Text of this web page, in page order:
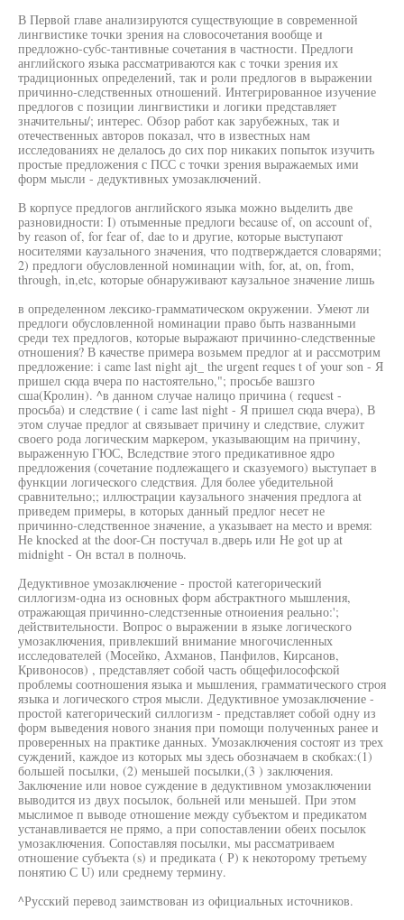
В Первой главе анализируются существующие в современной
лингвистике точки зрения на словосочетания вообще и
предложно-субс-тантивные сочетания в частности. Предлоги
английского языка рассматриваются как с точки зрения их
традиционных определений, так и роли предлогов в выражении
причинно-следственных отношений. Интегрированное изучение
предлогов с позиции лингвистики и логики представляет
значительны/; интерес. Обзор работ как зарубежных, так и
отечественных авторов показал, что в известных нам
исследованиях не делалось до сих пор никаких попыток изучить
простые предложения с ПСС с точки зрения выражаемых ими
форм мысли - дедуктивных умозаключений.
В корпусе предлогов английского языка можно выделить две
разновидности: I) отыменные предлоги because of, on account of,
by reason of, for fear of, dae to и другие, которые выступают
носителями каузального значения, что подтверждается словарями;
2) предлоги обусловленной номинации with, for, at, on, from,
through, in,etc, которые обнаруживают каузальное значение лишь
в определенном лексико-грамматическом окружении. Умеют ли
предлоги обусловленной номинации право быть названными
среди тех предлогов, которые выражают причинно-следственные
отношения? В качестве примера возьмем предлог at и рассмотрим
предложение: i came last night ajt_ the urgent reques t of your son - Я
пришел сюда вчера по настоятельно,"; просьбе вашзго
сша(Кролин). ^в данном случае налицо причина ( request -
просьба) и следствие ( i came last night - Я пришел сюда вчера), В
этом случае предлог at связывает причину и следствие, служит
своего рода логическим маркером, указывающим на причину,
выраженную ГЮС, Вследствие этого предикативное ядро
предложения (сочетание подлежащего и сказуемого) выступает в
функции логического следствия. Для более убедительной
сравнительно;; иллюстрации каузального значения предлога at
приведем примеры, в которых данный предлог несет не
причинно-следственное значение, а указывает на место и время:
Не knocked at the door-Сн постучал в.дверь или Не got up at
midnight - Он встал в полночь.
Дедуктивное умозаключение - простой категорический
силлогизм-одна из основных форм абстрактного мышления,
отражающая причинно-следстзенные отноиения реально:';
действительности. Вопрос о выражении в языке логического
умозаключения, привлекший внимание многочисленных
исследователей (Мосейко, Ахманов, Панфилов, Кирсанов,
Кривоносов) , представляет собой часть общефилософской
проблемы соотношения языка и мышления, грамматического строя
языка и логического строя мысли. Дедуктивное умозаключение -
простой категорический силлогизм - представляет собой одну из
форм выведения нового знания при помощи полученных ранее и
проверенных на практике данных. Умозаключения состоят из трех
суждений, каждое из которых мы здесь обозначаем в скобках:(1)
большей посылки, (2) меньшей посылки,(3 ) заключения.
Заключение или новое суждение в дедуктивном умозаключении
выводится из двух посылок, больней или меньшей. При этом
мыслимое п выводе отношение между субъектом и предикатом
устанавливается не прямо, а при сопоставлении обеих посылок
умозаключения. Сопоставляя посылки, мы рассматриваем
отношение субъекта (s) и предиката ( Р) к некоторому третьему
понятию С U) или среднему термину.
^Русский перевод заимствован из официальных источников.